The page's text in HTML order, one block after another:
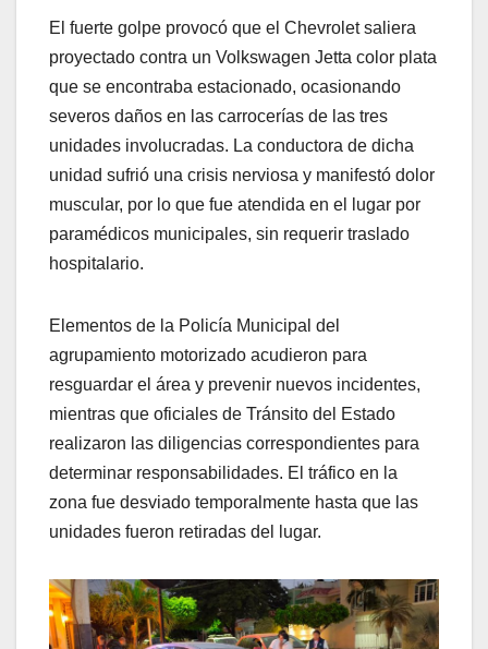
El fuerte golpe provocó que el Chevrolet saliera
proyectado contra un Volkswagen Jetta color plata
que se encontraba estacionado, ocasionando
severos daños en las carrocerías de las tres
unidades involucradas. La conductora de dicha
unidad sufrió una crisis nerviosa y manifestó dolor
muscular, por lo que fue atendida en el lugar por
paramédicos municipales, sin requerir traslado
hospitalario.
Elementos de la Policía Municipal del
agrupamiento motorizado acudieron para
resguardar el área y prevenir nuevos incidentes,
mientras que oficiales de Tránsito del Estado
realizaron las diligencias correspondientes para
determinar responsabilidades. El tráfico en la
zona fue desviado temporalmente hasta que las
unidades fueron retiradas del lugar.